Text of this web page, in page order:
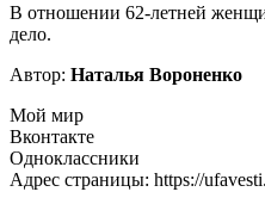
В отношении 62-летней
дело.
Автор: Наталья Вороненко
Мой мир
Вконтакте
Одноклассники
Адрес страницы: https://